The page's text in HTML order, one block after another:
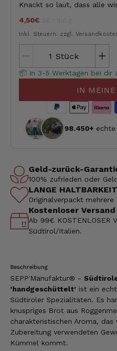
Knackt so laut, dass alle
4,50€
Inkl. Steuern. zzgl.
Stück
📦 In 3-5 Werktagen bei dir
IN
98.450+ echte
Geld-zurück-
100% zufrieden oder
LANGE HALTBARKEIT
Originalverpackt
Kostenloser
Ab 99€ KOSTENLOSER
Südtirol/Italien.
Beschreibung
SEPP'Manufaktur® -
'handgeschüttelt' ist ein
Südtiroler Spezialitäten. Es
knuspriges Brot aus
charakteristischen Aroma,
Zubereitung verwendeten
Kümmel kommt.